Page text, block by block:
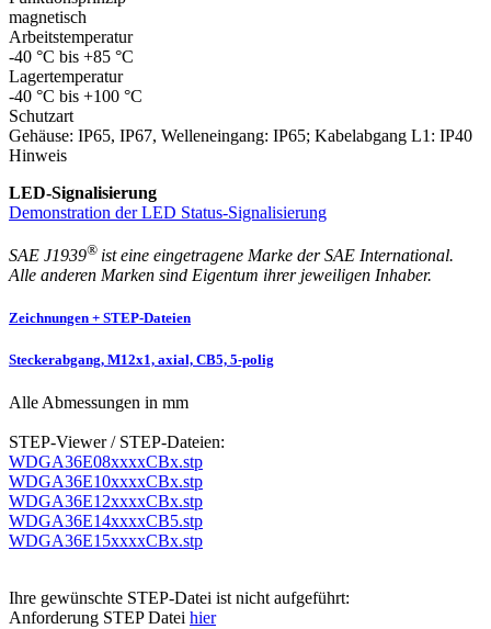
magnetisch
Arbeitstemperatur
-40 °C bis +85 °C
Lagertemperatur
-40 °C bis +100 °C
Schutzart
Gehäuse: IP65, IP67, Welleneingang: IP65; Kabelabgang L1: IP40
Hinweis
LED-Signalisierung
Demonstration der LED Status-Signalisierung
SAE J1939® ist eine eingetragene Marke der SAE International.
Alle anderen Marken sind Eigentum ihrer jeweiligen Inhaber.
Zeichnungen + STEP-Dateien
Steckerabgang, M12x1, axial, CB5, 5-polig
Alle Abmessungen in mm
STEP-Viewer / STEP-Dateien:
WDGA36E08xxxxCBx.stp
WDGA36E10xxxxCBx.stp
WDGA36E12xxxxCBx.stp
WDGA36E14xxxxCB5.stp
WDGA36E15xxxxCBx.stp
Ihre gewünschte STEP-Datei ist nicht aufgeführt:
Anforderung STEP Datei hier